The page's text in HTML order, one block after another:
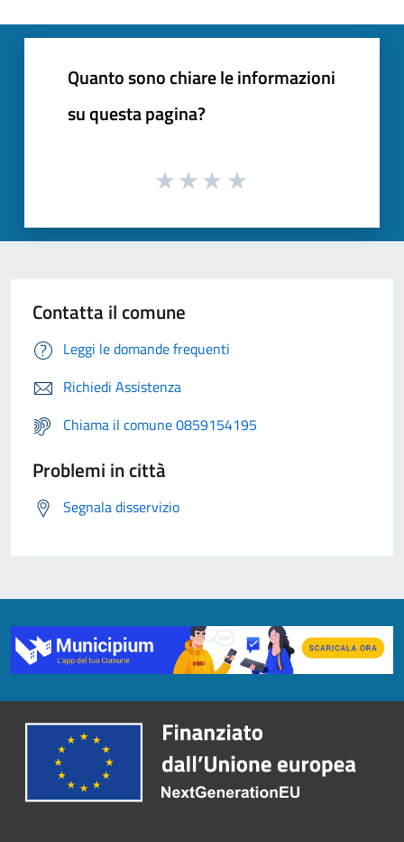
Quanto sono chiare le informazioni
su questa pagina?
Contatta il comune
Leggi le domande frequenti
Richiedi Assistenza
Chiama il comune 0859154195
Problemi in città
Segnala disservizio